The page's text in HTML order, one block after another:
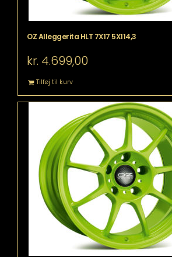
OZ Alleggerita HLT 7X17 5X114,3
kr. 4.699,00
Tilføj til kurv